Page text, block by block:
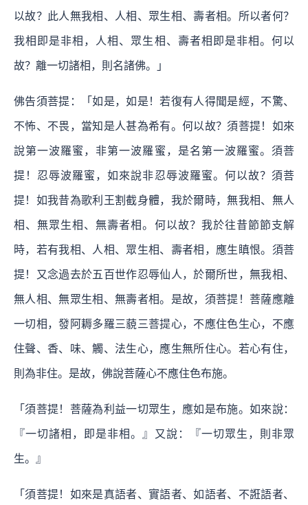
以故？此人無我相、人相、眾生相、壽者相。所以者何？
我相即是非相，人相、眾生相、壽者相即是非相。何以
故？離一切諸相，則名諸佛。」
佛告須菩提：「如是，如是！若復有人得聞是經，不驚、
不怖、不畏，當知是人甚為希有。何以故？須菩提！如來
說第一波羅蜜，非第一波羅蜜，是名第一波羅蜜。須菩
提！忍辱波羅蜜，如來說非忍辱波羅蜜。何以故？須菩
提！如我昔為歌利王割截身體，我於爾時，無我相、無人
相、無眾生相、無壽者相。何以故？我於往昔節節支解
時，若有我相、人相、眾生相、壽者相，應生瞋恨。須菩
提！又念過去於五百世作忍辱仙人，於爾所世，無我相、
無人相、無眾生相、無壽者相。是故，須菩提！菩薩應離
一切相，發阿耨多羅三藐三菩提心，不應住色生心，不應
住聲、香、味、觸、法生心，應生無所住心。若心有住，
則為非住。是故，佛說菩薩心不應住色布施。
「須菩提！菩薩為利益一切眾生，應如是布施。如來說：
『一切諸相，即是非相。』又說：『一切眾生，則非眾
生。』
「須菩提！如來是真語者、實語者、如語者、不誑語者、